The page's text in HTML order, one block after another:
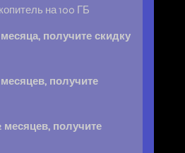
на 100 ГБ
получите скидку
получите
месяцев, получите